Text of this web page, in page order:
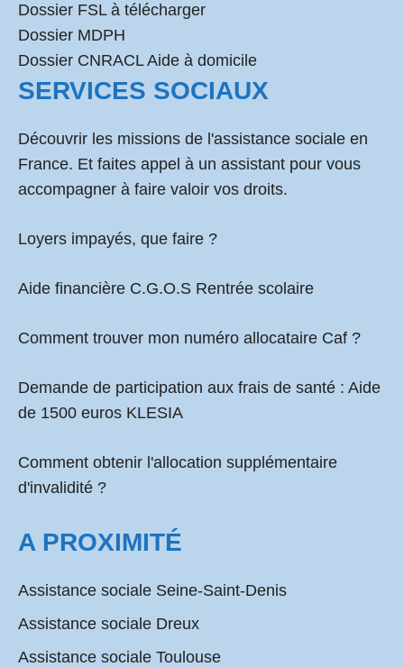
Dossier FSL à télécharger
Dossier MDPH
Dossier CNRACL Aide à domicile
SERVICES SOCIAUX
Découvrir les missions de l'assistance sociale en
France. Et faites appel à un assistant pour vous
accompagner à faire valoir vos droits.
Loyers impayés, que faire ?
Aide financière C.G.O.S Rentrée scolaire
Comment trouver mon numéro allocataire Caf ?
Demande de participation aux frais de santé : Aide
de 1500 euros KLESIA
Comment obtenir l'allocation supplémentaire
d'invalidité ?
A PROXIMITÉ
Assistance sociale Seine-Saint-Denis
Assistance sociale Dreux
Assistance sociale Toulouse